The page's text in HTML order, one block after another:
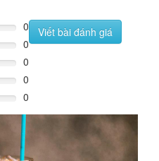
0
0
0
0
0
Viết bài đánh giá